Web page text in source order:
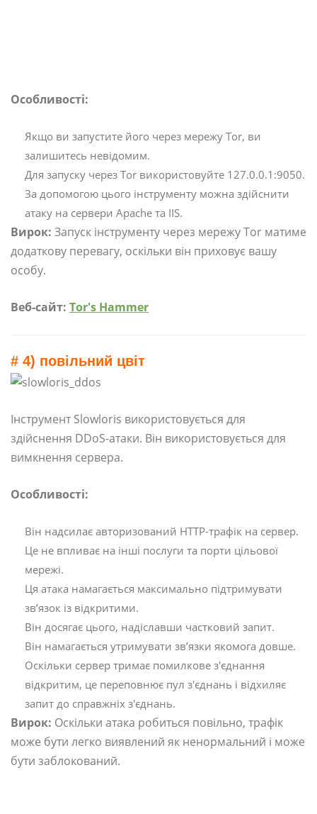
Особливості:
Якщо ви запустите його через мережу Tor, ви
залишитесь невідомим.
Для запуску через Tor використовуйте 127.0.0.1:9050.
За допомогою цього інструменту можна здійснити
атаку на сервери Apache та IIS.
Вирок: Запуск інструменту через мережу Tor матиме
додаткову перевагу, оскільки він приховує вашу
особу.
Веб-сайт: Tor's Hammer
# 4) повільний цвіт
Інструмент Slowloris використовується для
здійснення DDoS-атаки. Він використовується для
вимкнення сервера.
Особливості:
Він надсилає авторизований HTTP-трафік на сервер.
Це не впливає на інші послуги та порти цільової
мережі.
Ця атака намагається максимально підтримувати
зв’язок із відкритими.
Він досягає цього, надіславши частковий запит.
Він намагається утримувати зв’язки якомога довше.
Оскільки сервер тримає помилкове з'єднання
відкритим, це переповнює пул з'єднань і відхиляє
запит до справжніх з'єднань.
Вирок: Оскільки атака робиться повільно, трафік
може бути легко виявлений як ненормальний і може
бути заблокований.